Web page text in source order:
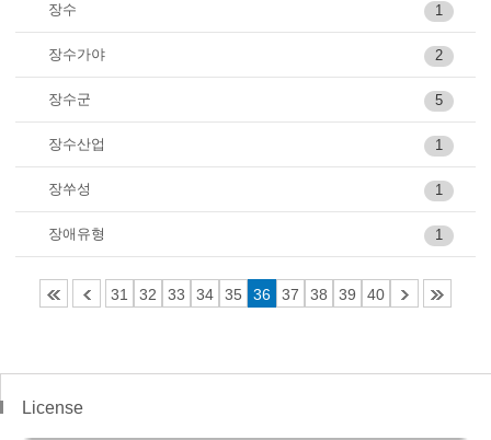
1
장수
2
장수가야
5
장수군
1
장수산업
1
장쑤성
1
장애유형
31 32 33 34 35 36 37 38 39 40
License